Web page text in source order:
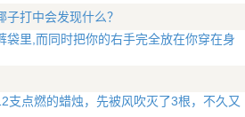
打中会发现什么？
里,而同时把你的右手完全放在你穿在身
支点燃的蜡烛，先被风吹灭了3根，不久又